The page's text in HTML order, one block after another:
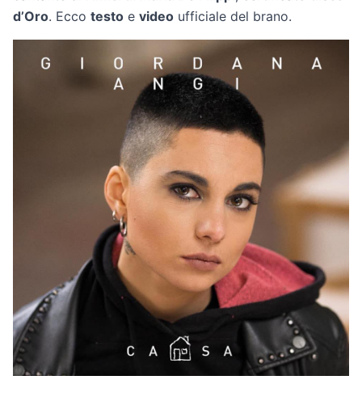
d’Oro. Ecco testo e video ufficiale del brano.